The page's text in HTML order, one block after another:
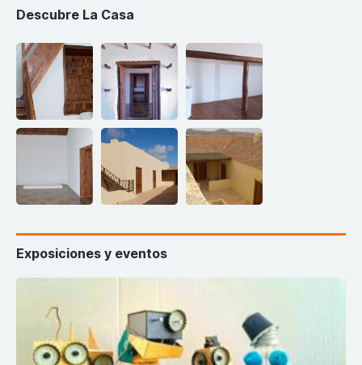
Descubre La Casa
Exposiciones y eventos